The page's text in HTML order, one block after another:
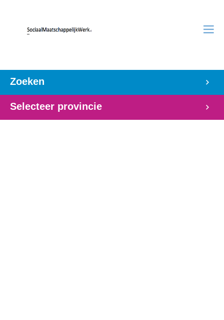
Zoeken
Selecteer provincie